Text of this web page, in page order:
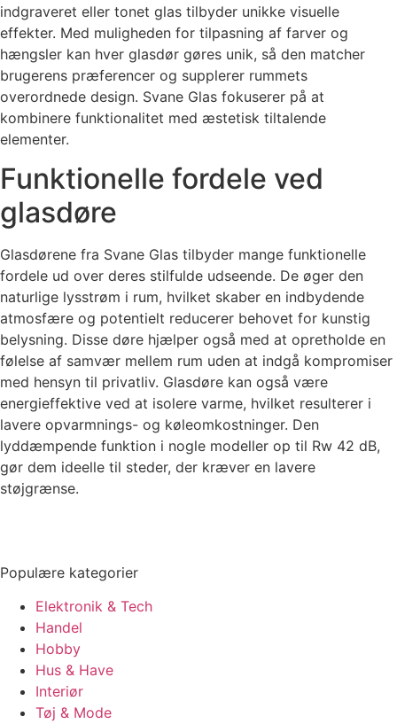
indgraveret eller tonet glas tilbyder unikke visuelle
effekter. Med muligheden for tilpasning af farver og
hængsler kan hver glasdør gøres unik, så den matcher
brugerens præferencer og supplerer rummets
overordnede design. Svane Glas fokuserer på at
kombinere funktionalitet med æstetisk tiltalende
elementer.
Funktionelle fordele ved
glasdøre
Glasdørene fra Svane Glas tilbyder mange funktionelle
fordele ud over deres stilfulde udseende. De øger den
naturlige lysstrøm i rum, hvilket skaber en indbydende
atmosfære og potentielt reducerer behovet for kunstig
belysning. Disse døre hjælper også med at opretholde en
følelse af samvær mellem rum uden at indgå kompromiser
med hensyn til privatliv. Glasdøre kan også være
energieffektive ved at isolere varme, hvilket resulterer i
lavere opvarmnings- og køleomkostninger. Den
lyddæmpende funktion i nogle modeller op til Rw 42 dB,
gør dem ideelle til steder, der kræver en lavere
støjgrænse.
Populære kategorier
Elektronik & Tech
Handel
Hobby
Hus & Have
Interiør
Tøj & Mode